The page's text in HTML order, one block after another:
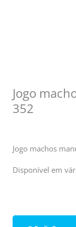
Jogo
352
Jogo machos
Disponível em